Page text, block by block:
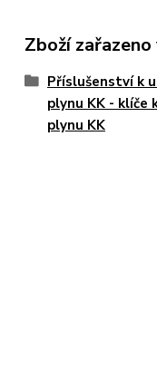
Zboží
Příslušenství k
plynu KK - klíče
plynu KK